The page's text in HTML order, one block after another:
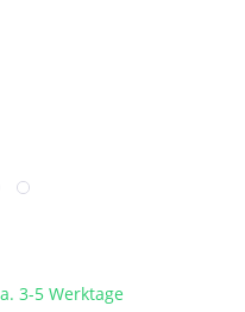
3-5 Werktage